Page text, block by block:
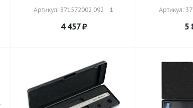
Артикул: 371572002 092    1
4 457₽
Артикул:
5